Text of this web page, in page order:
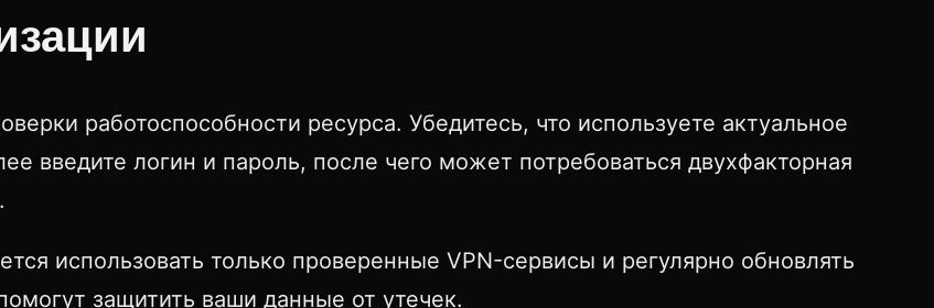
работоспособности ресурса. Убедитесь, что используете актуальное
введите логин и пароль, после чего может потребоваться двухфакторная
использовать только проверенные VPN-сервисы и регулярно обновлять
защитить ваши данные от утечек.